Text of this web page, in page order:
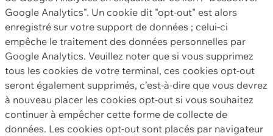
Google Analytics". Un cookie dit "opt-out" est alors
enregistré sur votre support de données ; celui-ci
empêche le traitement des données personnelles par
Google Analytics. Veuillez noter que si vous supprimez
tous les cookies de votre terminal, ces cookies opt-out
seront également supprimés, c'est-à-dire que vous devrez
à nouveau placer les cookies opt-out si vous souhaitez
continuer à empêcher cette forme de collecte de
données. Les cookies opt-out sont placés par navigateur